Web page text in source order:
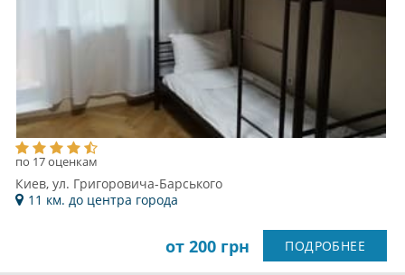
по 17 оценкам
Киев, ул. Григоровича-Барського
11 км. до центра города
от 200 грн ПОДРОБНЕЕ